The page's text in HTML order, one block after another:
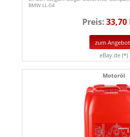
BMW LL-04
Preis:33,70
zum Angebot
eBay.de (*)
Motoröl